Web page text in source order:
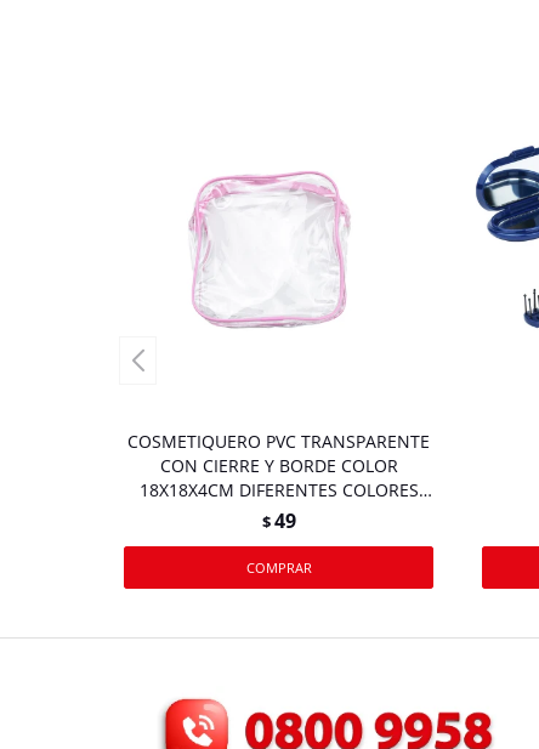
COSMETIQUERO PVC TRANSPARENTE
CON CIERRE Y BORDE COLOR
18X18X4CM DIFERENTES COLORES
26833
$49